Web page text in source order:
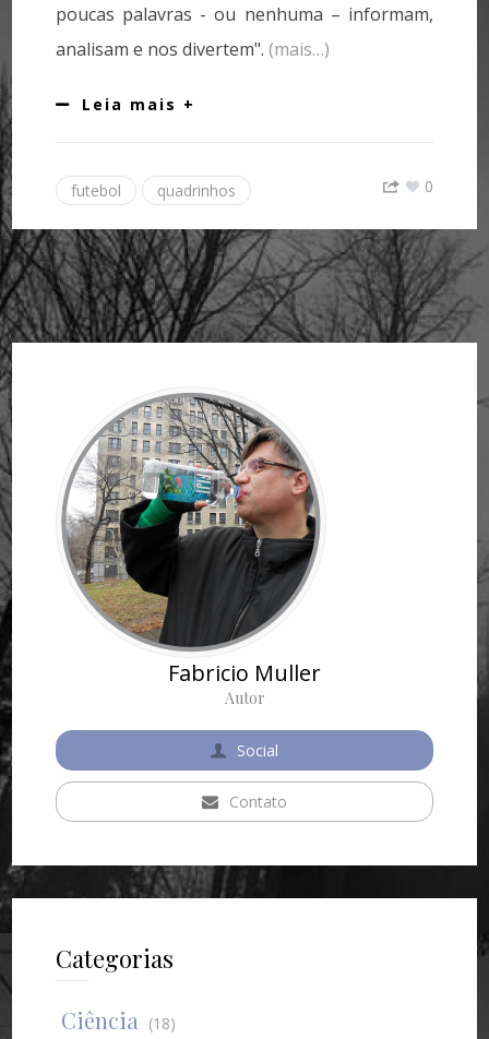
poucas palavras - ou nenhuma – informam,
analisam e nos divertem".(mais…)
Leia mais +
futebol quadrinhos 0
Fabricio Muller
Autor
Social
Contato
Categorias
Ciência (18)